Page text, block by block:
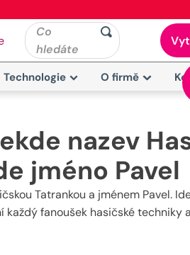
Co
hledáte
Technologie O firmě
nazev
jméno Pavel
Tatrankou a jménem Pavel.
každý fanoušek hasičské techniky